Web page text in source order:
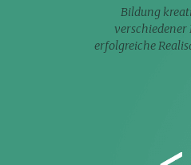
Bildung
verschiedener
erfolgreiche